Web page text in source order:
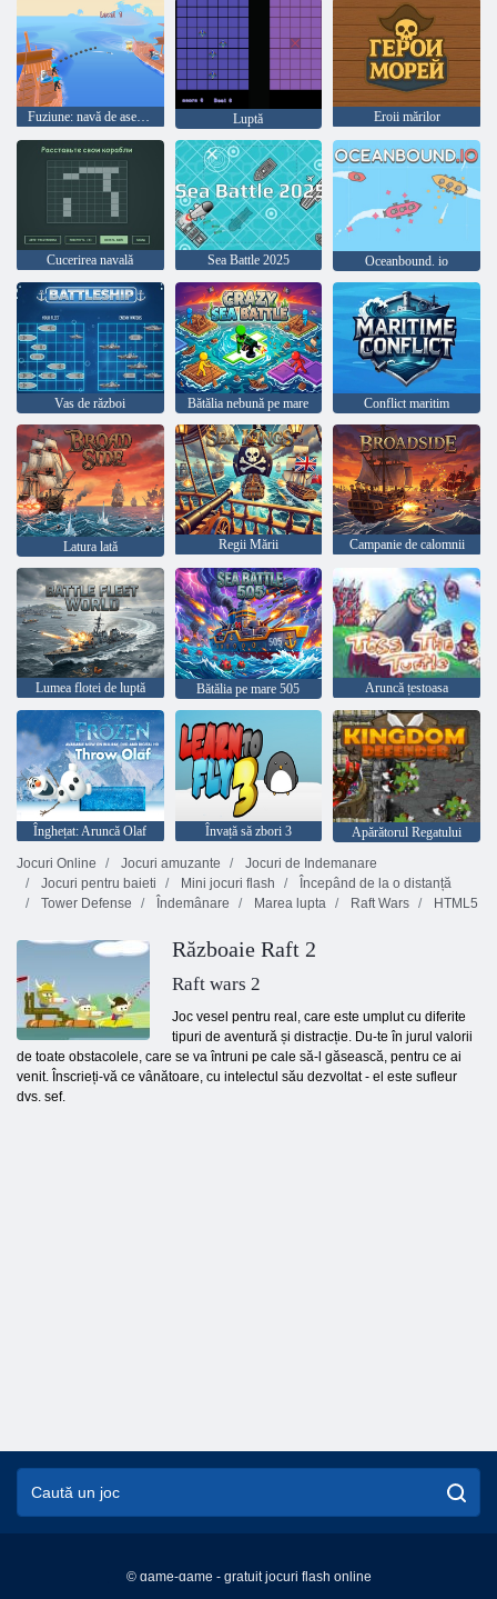
Fuziune: navă de asediu Luptă Eroii mărilor
Cucerirea navală Sea Battle 2025 Oceanbound. io
Vas de război Bătălia nebună pe mare Conflict maritim
Latura lată Regii Mării Campanie de calomnii
Lumea flotei de luptă Bătălia pe mare 505 Aruncă țestoasa
Înghețat: Aruncă Olaf Învață să zbori 3
Apărătorul Regatului
Jocuri Online
Jocuri amuzante
Jocuri de Indemanare
Jocuri pentru baieti
Mini jocuri flash
Începând de la o distanță
Tower Defense
Îndemânare Marea lupta Raft Wars HTML5
Războaie Raft 2
Raft wars 2
Joc vesel pentru real, care este umplut cu diferite
tipuri de aventură și distracție. Du-te în jurul valorii
de toate obstacolele, care se va întruni pe cale să-l găsească, pentru ce ai
venit. Înscrieți-vă ce vânătoare, cu intelectul său dezvoltat - el este sufleur
dvs. sef.
© game-game - gratuit jocuri flash online